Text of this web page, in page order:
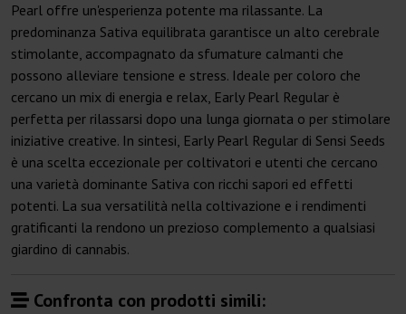
Pearl offre un'esperienza potente ma rilassante. La
predominanza Sativa equilibrata garantisce un alto cerebrale
stimolante, accompagnato da sfumature calmanti che
possono alleviare tensione e stress. Ideale per coloro che
cercano un mix di energia e relax, Early Pearl Regular è
perfetta per rilassarsi dopo una lunga giornata o per stimolare
iniziative creative. In sintesi, Early Pearl Regular di Sensi Seeds
è una scelta eccezionale per coltivatori e utenti che cercano
una varietà dominante Sativa con ricchi sapori ed effetti
potenti. La sua versatilità nella coltivazione e i rendimenti
gratificanti la rendono un prezioso complemento a qualsiasi
giardino di cannabis.
Confronta con prodotti simili: